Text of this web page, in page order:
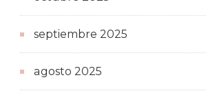
septiembre 2025
agosto 2025